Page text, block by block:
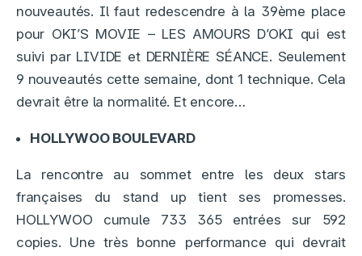
nouveautés. Il faut redescendre à la 39ème place
pour OKI’S MOVIE – LES AMOURS D’OKI qui est
suivi par LIVIDE et DERNIÈRE SÉANCE. Seulement
9 nouveautés cette semaine, dont 1 technique. Cela
devrait être la normalité. Et encore…
HOLLYWOO BOULEVARD
La rencontre au sommet entre les deux stars
françaises du stand up tient ses promesses.
HOLLYWOO cumule 733 365 entrées sur 592
copies. Une très bonne performance qui devrait